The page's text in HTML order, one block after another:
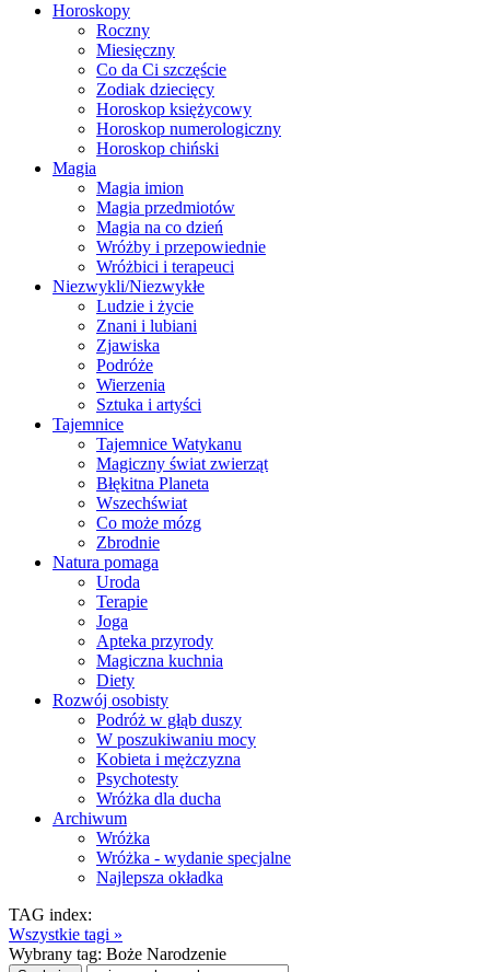
Horoskopy
Roczny
Miesięczny
Co da Ci szczęście
Zodiak dziecięcy
Horoskop księżycowy
Horoskop numerologiczny
Horoskop chiński
Magia
Magia imion
Magia przedmiotów
Magia na co dzień
Wróżby i przepowiednie
Wróżbici i terapeuci
Niezwykli/Niezwykłe
Ludzie i życie
Znani i lubiani
Zjawiska
Podróże
Wierzenia
Sztuka i artyści
Tajemnice
Tajemnice Watykanu
Magiczny świat zwierząt
Błękitna Planeta
Wszechświat
Co może mózg
Zbrodnie
Natura pomaga
Uroda
Terapie
Joga
Apteka przyrody
Magiczna kuchnia
Diety
Rozwój osobisty
Podróż w głąb duszy
W poszukiwaniu mocy
Kobieta i mężczyzna
Psychotesty
Wróżka dla ducha
Archiwum
Wróżka
Wróżka - wydanie specjalne
Najlepsza okładka
TAG index:
Wszystkie tagi »
Wybrany tag: Boże Narodzenie